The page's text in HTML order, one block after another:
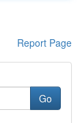
Report Page
Go